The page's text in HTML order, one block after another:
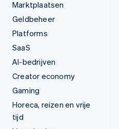
Marktplaatsen
Geldbeheer
Platforms
SaaS
AI-bedrijven
Creator economy
Gaming
Horeca, reizen en vrije
tijd